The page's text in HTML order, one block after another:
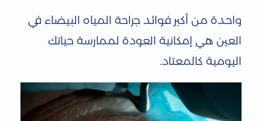
واحدة من أكبر فوائد جراحة المياه البيضاء في
العين هي إمكانية العودة لممارسة حياتك
اليومية كالمعتاد.